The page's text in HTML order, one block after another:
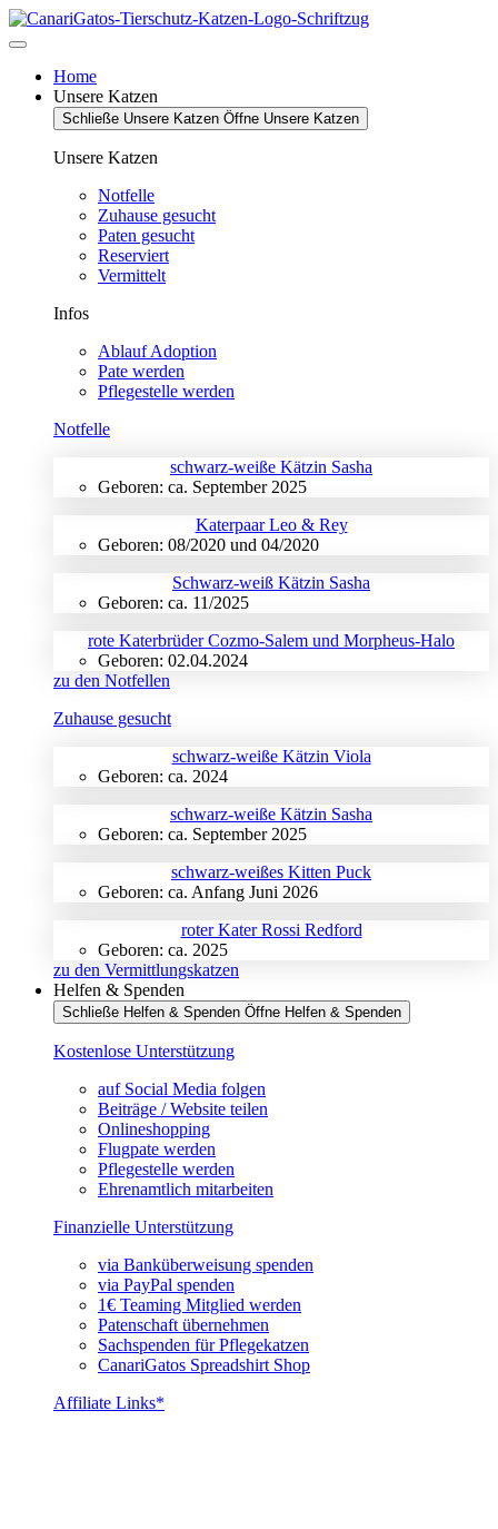
Zum
Inhalt
Home
Unsere Katzen
Schließe Unsere Katzen Öffne Unsere Katzen
Unsere Katzen
Notfelle
Zuhause gesucht
Paten gesucht
Reserviert
Vermittelt
Infos
Ablauf Adoption
Pate werden
Pflegestelle werden
Notfelle
schwarz-weiße Kätzin Sasha
Geboren: ca. September 2025
Katerpaar Leo & Rey
Geboren: 08/2020 und 04/2020
Schwarz-weiß Kätzin Sasha
Geboren: ca. 11/2025
rote Katerbrüder Cozmo-Salem und Morpheus-Halo
Geboren: 02.04.2024
zu den Notfellen
Zuhause gesucht
schwarz-weiße Kätzin Viola
Geboren: ca. 2024
schwarz-weiße Kätzin Sasha
Geboren: ca. September 2025
schwarz-weißes Kitten Puck
Geboren: ca. Anfang Juni 2026
roter Kater Rossi Redford
Geboren: ca. 2025
zu den Vermittlungskatzen
Helfen & Spenden
Schließe Helfen & Spenden Öffne Helfen & Spenden
Kostenlose Unterstützung
auf Social Media folgen
Beiträge / Website teilen
Onlineshopping
Flugpate werden
Pflegestelle werden
Ehrenamtlich mitarbeiten
Finanzielle Unterstützung
via Banküberweisung spenden
via PayPal spenden
1€ Teaming Mitglied werden
Patenschaft übernehmen
Sachspenden für Pflegekatzen
CanariGatos Spreadshirt Shop
Affiliate Links*